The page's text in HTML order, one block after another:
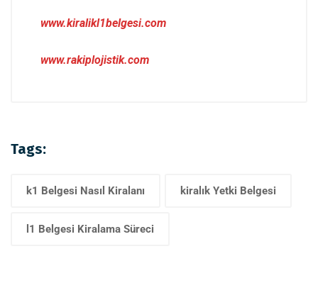
www.kiralikl1belgesi.com
www.rakiplojistik.com
Tags:
k1 Belgesi Nasıl Kiralanı kiralık Yetki Belgesi
l1 Belgesi Kiralama Süreci